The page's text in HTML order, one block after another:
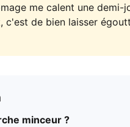
me calent une demi-
c'est de bien laisser
minceur ?